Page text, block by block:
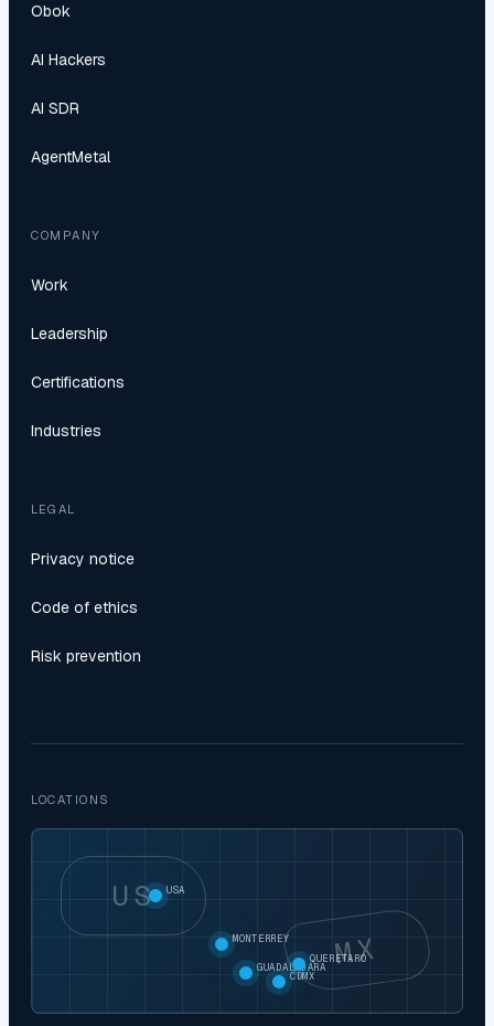
Obok
AI Hackers
AI SDR
AgentMetal
COMPANY
Work
Leadership
Certifications
Industries
LEGAL
Privacy notice
Code of ethics
Risk prevention
LOCATIONS
US
MX
USA
MONTERREY
GUADALAJARA
CDMX
QUERETARO